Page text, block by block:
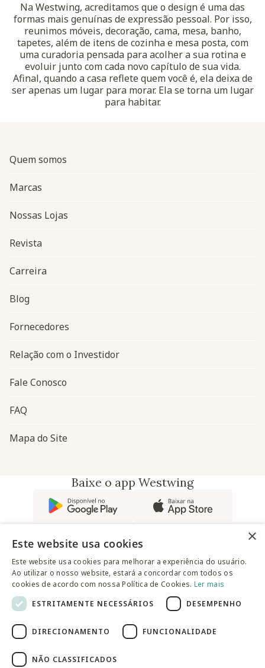
Na Westwing, acreditamos que o design é uma das
formas mais genuínas de expressão pessoal. Por isso,
reunimos móveis, decoração, cama, mesa, banho,
tapetes, além de itens de cozinha e mesa posta, com
uma curadoria pensada para acolher a sua rotina e
evoluir junto com cada novo capítulo de sua vida.
Afinal, quando a casa reflete quem você é, ela deixa de
ser apenas um lugar para morar. Ela se torna um lugar
para habitar.
Navegação do rodapé
Quem somos
Marcas
Nossas Lojas
Revista
Carreira
Blog
Fornecedores
Relação com o Investidor
Fale Conosco
FAQ
Mapa do Site
Baixe o app Westwing
@westwingbr
Somos uma empresa certificada
© 2025 Westwing Comércio Varejista S.A WESTWING
Av. Queiroz Filho, 1700 - Torre A 5° andar - Vila Hamburguesa -
×
Este website usa cookies
Este website usa cookies para melhorar a experiência do usuário.
Ao utilizar o nosso website, estará a concordar com todos os
cookies de acordo com nossa Política de Cookies. Ler mais
ESTRITAMENTE NECESSÁRIOS
DESEMPENHO
DIRECIONAMENTO FUNCIONALIDADE
NÃO CLASSIFICADOS